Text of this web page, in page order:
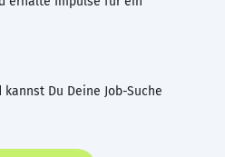
Du Deine Job-Suche